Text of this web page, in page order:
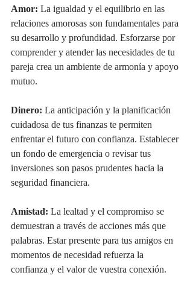
Amor: La igualdad y el equilibrio en las
relaciones amorosas son fundamentales para
su desarrollo y profundidad. Esforzarse por
comprender y atender las necesidades de tu
pareja crea un ambiente de armonía y apoyo
mutuo.
Dinero: La anticipación y la planificación
cuidadosa de tus finanzas te permiten
enfrentar el futuro con confianza. Establecer
un fondo de emergencia o revisar tus
inversiones son pasos prudentes hacia la
seguridad financiera.
Amistad: La lealtad y el compromiso se
demuestran a través de acciones más que
palabras. Estar presente para tus amigos en
momentos de necesidad refuerza la
confianza y el valor de vuestra conexión.